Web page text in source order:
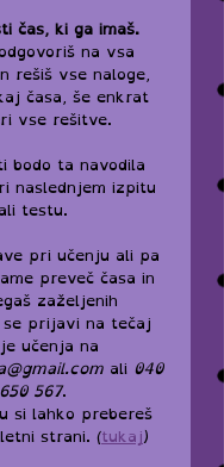
čas, ki ga imaš.
na vsa
rešiš vse naloge,
časa, še enkrat
vse rešitve.
bodo ta navodila
naslednjem izpitu
ali testu.
pri učenju ali pa
preveč časa in
zaželjenih
prijavi na tečaj
učenja na
ali 040
650 567.
si lahko prebereš
strani. (tukaj)